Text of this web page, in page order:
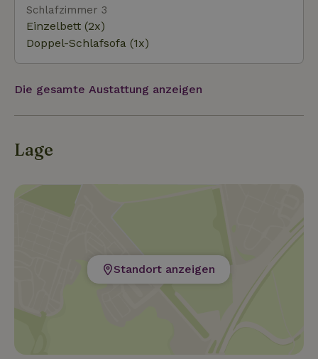
Schlafzimmer 3
Einzelbett (2x)
Doppel-Schlafsofa (1x)
Die gesamte Austattung anzeigen
Lage
Standort anzeigen